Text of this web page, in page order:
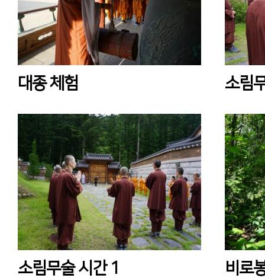
대종 체험 소림
소림무술 시간 1 비로